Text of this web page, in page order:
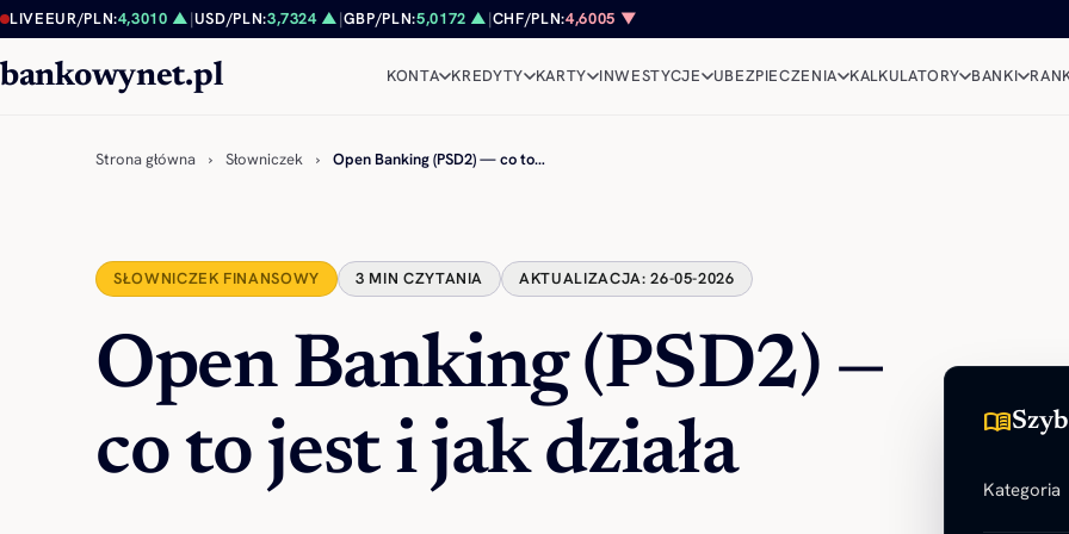
Przejdź do treści
LIVEEUR/PLN:4,3010 ▲|USD/PLN:3,7324 ▲|GBP/PLN:5,0172 ▲|CHF/PLN:4,6005 ▼
bankowynet.pl KONTA KREDYTY KARTY INWESTYCJE UBEZPIECZENIA KALKULATORY BANKI
Strona główna › Słowniczek › Open Banking (PSD2) — co to…
SŁOWNICZEK FINANSOWY 3 MIN CZYTANIA AKTUALIZACJA: 26-05-2026
Open Banking (PSD2) —
co to jest i jak działa
menu_book
Kategoria